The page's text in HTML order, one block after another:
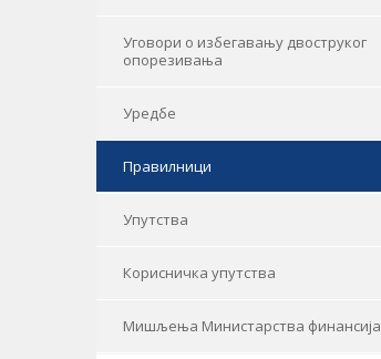
Уговори о избегавању двоструког
опорезивања
Уредбе
Правилници
Упутства
Корисничка упутства
Мишљења Министарства финансија